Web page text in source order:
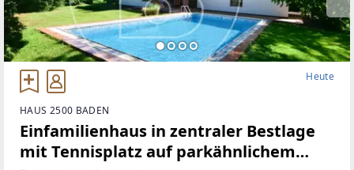
Heute
HAUS 2500 BADEN
Einfamilienhaus in zentraler Bestlage
mit Tennisplatz auf parkähnlichem